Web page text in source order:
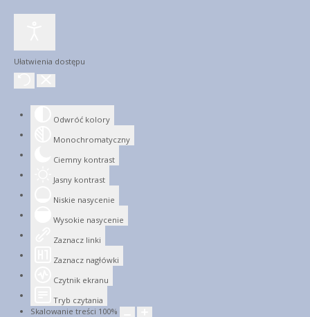
Ułatwienia dostępu
Odwróć kolory
Monochromatyczny
Ciemny kontrast
Jasny kontrast
Niskie nasycenie
Wysokie nasycenie
Zaznacz linki
Zaznacz nagłówki
Czytnik ekranu
Tryb czytania
Skalowanie treści 100%